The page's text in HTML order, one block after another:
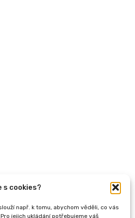
s cookies?
např. k tomu, abychom věděli, co vás
jejich ukládání potřebujeme váš